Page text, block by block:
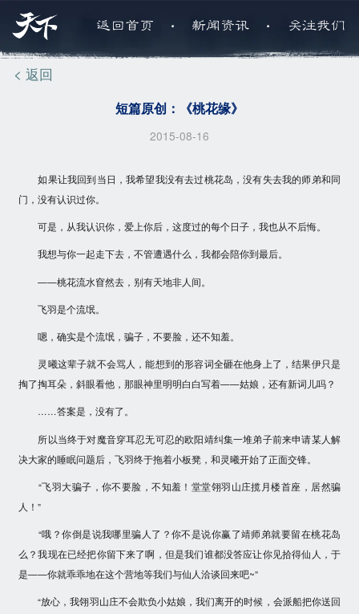
返回首页 . 新闻资讯 . 关注我们
< 返回
短篇原创：《桃花缘》
2015-08-16
如果让我回到当日，我希望我没有去过桃花岛，没有失去我的师弟和同
门，没有认识过你。
可是，从我认识你，爱上你后，这度过的每个日子，我也从不后悔。
我想与你一起走下去，不管遭遇什么，我都会陪你到最后。
——桃花流水窅然去，别有天地非人间。
飞羽是个流氓。
嗯，确实是个流氓，骗子，不要脸，还不知羞。
灵曦这辈子就不会骂人，能想到的形容词全砸在他身上了，结果伊只是
掏了掏耳朵，斜眼看他，那眼神里明明白白写着——姑娘，还有新词儿吗？
……答案是，没有了。
所以当终于对魔音穿耳忍无可忍的欧阳靖纠集一堆弟子前来申请某人解
决大家的睡眠问题后，飞羽终于拖着小板凳，和灵曦开始了正面交锋。
“飞羽大骗子，你不要脸，不知羞！堂堂翎羽山庄揽月楼首座，居然骗
人！”
“哦？你倒是说我哪里骗人了？你不是说你赢了靖师弟就要留在桃花岛
么？我现在已经把你留下来了啊，但是我们谁都没答应让你见拾得仙人，于
是——你就乖乖地在这个营地等我们与仙人洽谈回来吧~”
“放心，我翎羽山庄不会欺负小姑娘，我们离开的时候，会派船把你送回